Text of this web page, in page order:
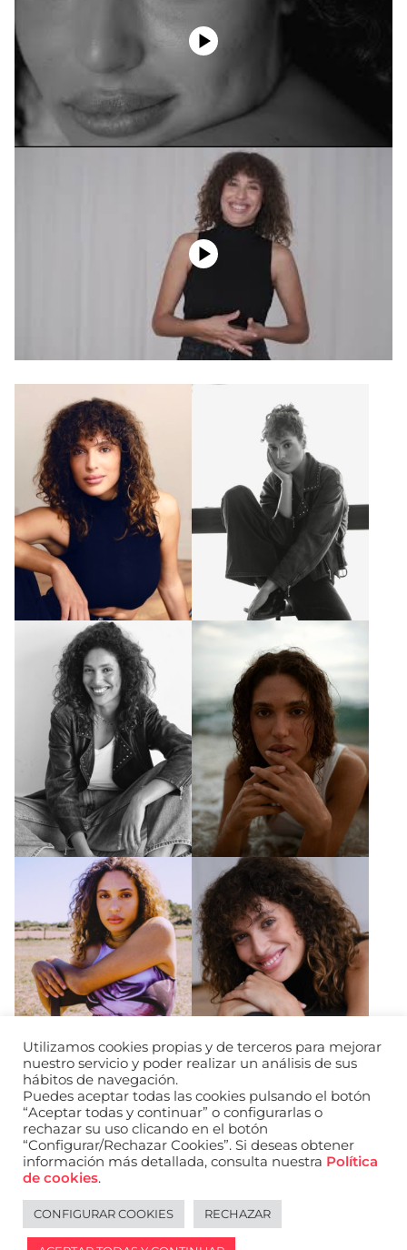
URL de Facebook
URL de Instagram
URL de Linkedin
Política de cookies
Política de privacidad de redes sociales
English
Utilizamos cookies propias y de terceros para mejorar
nuestro servicio y poder realizar un análisis de sus
hábitos de navegación.
Puedes aceptar todas las cookies pulsando el botón
“Aceptar todas y continuar” o configurarlas o
rechazar su uso clicando en el botón
“Configurar/Rechazar Cookies”. Si deseas obtener
información más detallada, consulta nuestra Política
de cookies.
CONFIGURAR COOKIES RECHAZAR